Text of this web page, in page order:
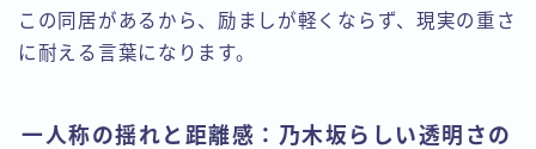
この同居があるから、励ましが軽くならず、現実の重さ
に耐える言葉になります。
一人称の揺れと距離感：乃木坂らしい透明さの